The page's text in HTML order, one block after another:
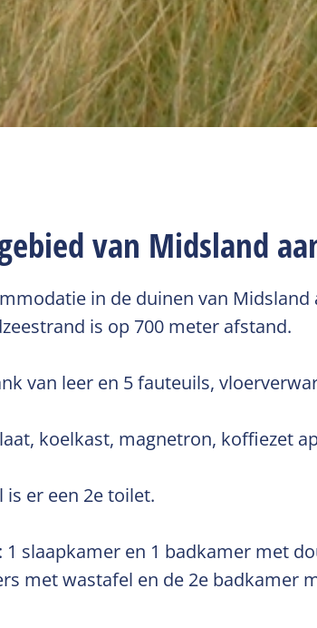
van Midsland
in de duinen van Midsland
is op 700 meter afstand.
van leer en 5 fauteuils,
koelkast, magnetron, koffiezet
er een 2e toilet.
slaapkamer en 1 badkamer met
met wastafel en de 2e badkamer